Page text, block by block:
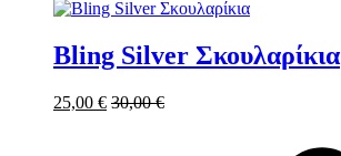
Bling Silver Σκουλαρίκια
25,00 € 30,00€